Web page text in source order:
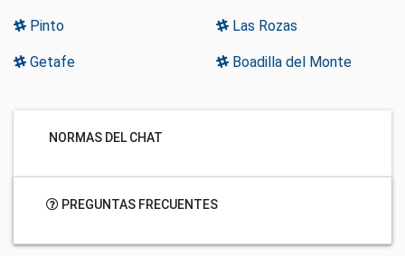
Pinto Las Rozas
Getafe Boadilla del Monte
NORMAS DEL CHAT
PREGUNTAS FRECUENTES